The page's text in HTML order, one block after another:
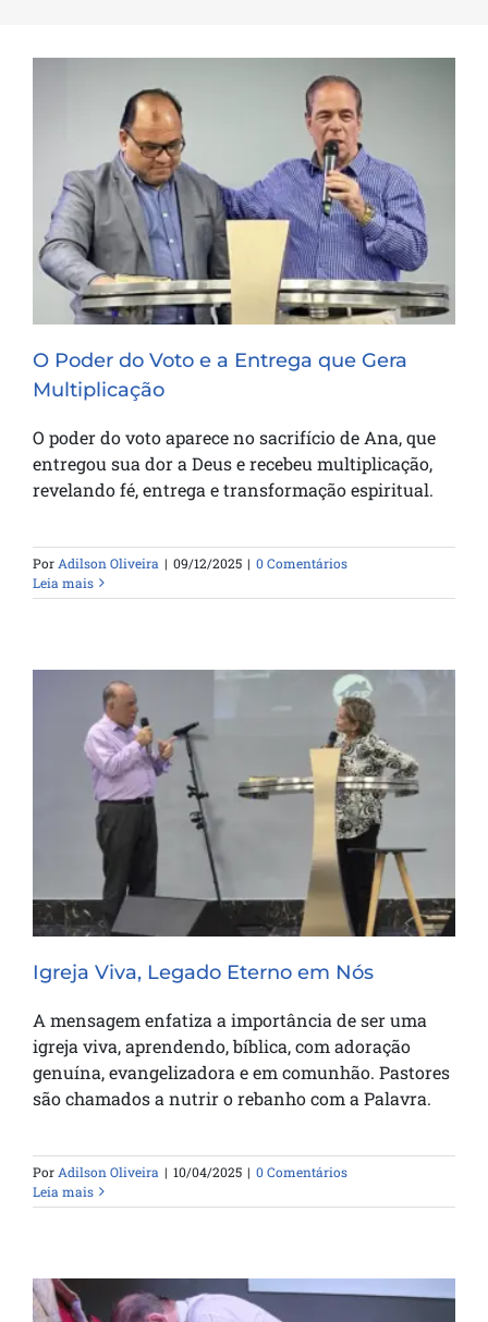
O Poder do Voto e a Entrega que Gera
Multiplicação
O Poder do Voto e a Entrega que Gera
Multiplicação
O poder do voto aparece no sacrifício de Ana, que
entregou sua dor a Deus e recebeu multiplicação,
revelando fé, entrega e transformação espiritual.
PorAdilson Oliveira | 09/12/2025 | 0 Comentários
Leia mais
Igreja Viva, Legado Eterno em Nós
Igreja Viva, Legado Eterno em Nós
A mensagem enfatiza a importância de ser uma
igreja viva, aprendendo, bíblica, com adoração
genuína, evangelizadora e em comunhão. Pastores
são chamados a nutrir o rebanho com a Palavra.
PorAdilson Oliveira | 10/04/2025 | 0 Comentários
Leia mais